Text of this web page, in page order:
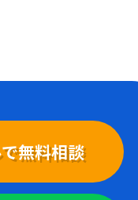
無料相談